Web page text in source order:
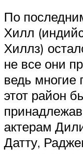
По
Хилл
Хиллз)
не все они
ведь многие
этот район
актерам
Датту,